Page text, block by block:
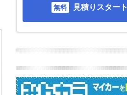
見積りスタート